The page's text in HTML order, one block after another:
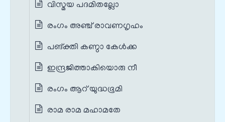
വിസ്മയ പദമിതല്ലോ
രംഗം അഞ്ച് രാവണഗൃഹം
പങ്‌ക്തി കണ്ഠാ കേള്‍ക്ക
ഇന്ദ്രജിത്താകിയൊരു നീ
രംഗം ആറ് യുദ്ധഭൂമി
രാമ രാമ മഹാമതേ